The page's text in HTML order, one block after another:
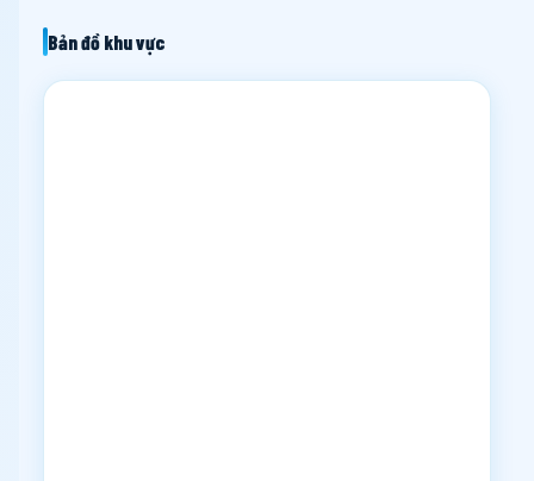
Bản đồ khu vực